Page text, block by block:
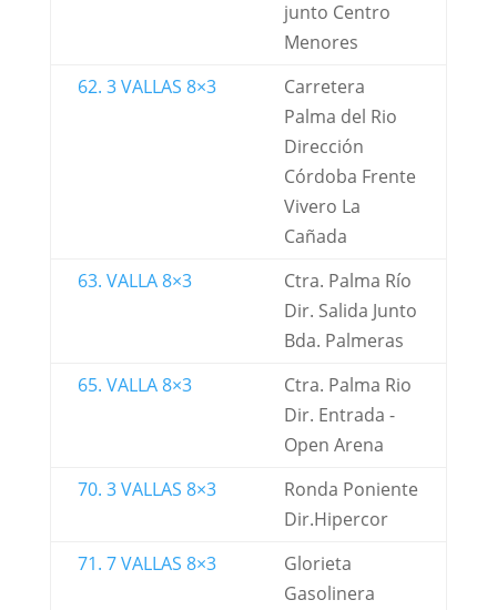
junto Centro
Menores
62. 3 VALLAS 8×3
Carretera
Palma del Rio
Dirección
Córdoba Frente
Vivero La
Cañada
63. VALLA 8×3
Ctra. Palma Río
Dir. Salida Junto
Bda. Palmeras
65. VALLA 8×3
Ctra. Palma Rio
Dir. Entrada -
Open Arena
70. 3 VALLAS 8×3
Ronda Poniente
Dir.Hipercor
71. 7 VALLAS 8×3
Glorieta
Gasolinera